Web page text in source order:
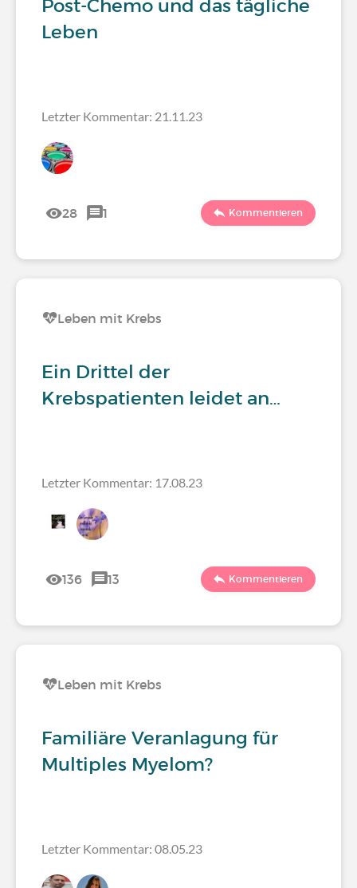
Post-Chemo und das tägliche
Leben
Letzter Kommentar: 21.11.23
28 1 Kommentieren
Leben mit Krebs
Ein Drittel der
Krebspatienten leidet an…
Letzter Kommentar: 17.08.23
136 13 Kommentieren
Leben mit Krebs
Familiäre Veranlagung für
Multiples Myelom?
Letzter Kommentar: 08.05.23